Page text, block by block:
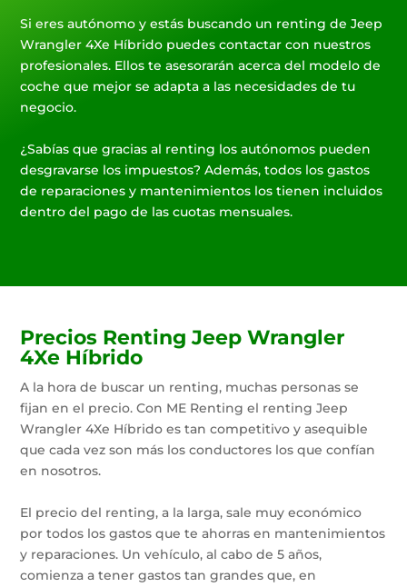
Si eres autónomo y estás buscando un renting de Jeep
Wrangler 4Xe Híbrido puedes contactar con nuestros
profesionales. Ellos te asesorarán acerca del modelo de
coche que mejor se adapta a las necesidades de tu
negocio.
¿Sabías que gracias al renting los autónomos pueden
desgravarse los impuestos? Además, todos los gastos
de reparaciones y mantenimientos los tienen incluidos
dentro del pago de las cuotas mensuales.
Precios Renting Jeep Wrangler
4Xe Híbrido
A la hora de buscar un renting, muchas personas se
fijan en el precio. Con ME Renting el renting Jeep
Wrangler 4Xe Híbrido es tan competitivo y asequible
que cada vez son más los conductores los que confían
en nosotros.
El precio del renting, a la larga, sale muy económico
por todos los gastos que te ahorras en mantenimientos
y reparaciones. Un vehículo, al cabo de 5 años,
comienza a tener gastos tan grandes que, en